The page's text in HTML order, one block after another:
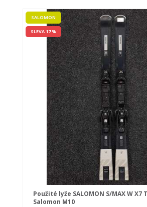
SALOMON
SLEVA 17 %
Použité lyže SALOMON S/MAX W X7
Salomon M10